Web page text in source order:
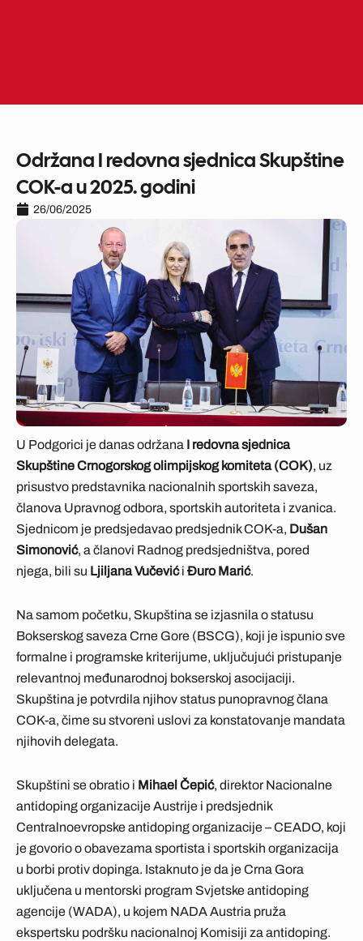
Održana I redovna sjednica Skupštine
COK-a u 2025. godini
26/06/2025
U Podgorici je danas održana I redovna sjednica
Skupštine Crnogorskog olimpijskog komiteta (COK), uz
prisustvo predstavnika nacionalnih sportskih saveza,
članova Upravnog odbora, sportskih autoriteta i zvanica.
Sjednicom je predsjedavao predsjednik COK-a, Dušan
Simonović, a članovi Radnog predsjedništva, pored
njega, bili su Ljiljana Vučevići Đuro Marić.
Na samom početku, Skupština se izjasnila o statusu
Bokserskog saveza Crne Gore (BSCG), koji je ispunio sve
formalne i programske kriterijume, uključujući pristupanje
relevantnoj međunarodnoj bokserskoj asocijaciji.
Skupština je potvrdila njihov status punopravnog člana
COK-a, čime su stvoreni uslovi za konstatovanje mandata
njihovih delegata.
Skupštini se obratio i Mihael Čepić, direktor Nacionalne
antidoping organizacije Austrije i predsjednik
Centralnoevropske antidoping organizacije – CEADO, koji
je govorio o obavezama sportista i sportskih organizacija
u borbi protiv dopinga. Istaknuto je da je Crna Gora
uključena u mentorski program Svjetske antidoping
agencije (WADA), u kojem NADA Austria pruža
ekspertsku podršku nacionalnoj Komisiji za antidoping.